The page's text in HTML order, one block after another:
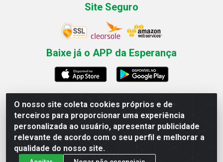
O nosso site coleta cookies próprios e de
terceiros para proporcionar uma experiência
personalizada ao usuário, apresentar publicidade
relevante de acordo com o seu perfil e melhorar a
qualidade do nosso site.
Site Seguro
Baixe já o APP da Esperança
Esperança Nordeste - Rua Professor Caldas Filho, 291 -
Estância - Recife / PE CEP: 50771-335 - CNPJ
03.666.136/0001-23